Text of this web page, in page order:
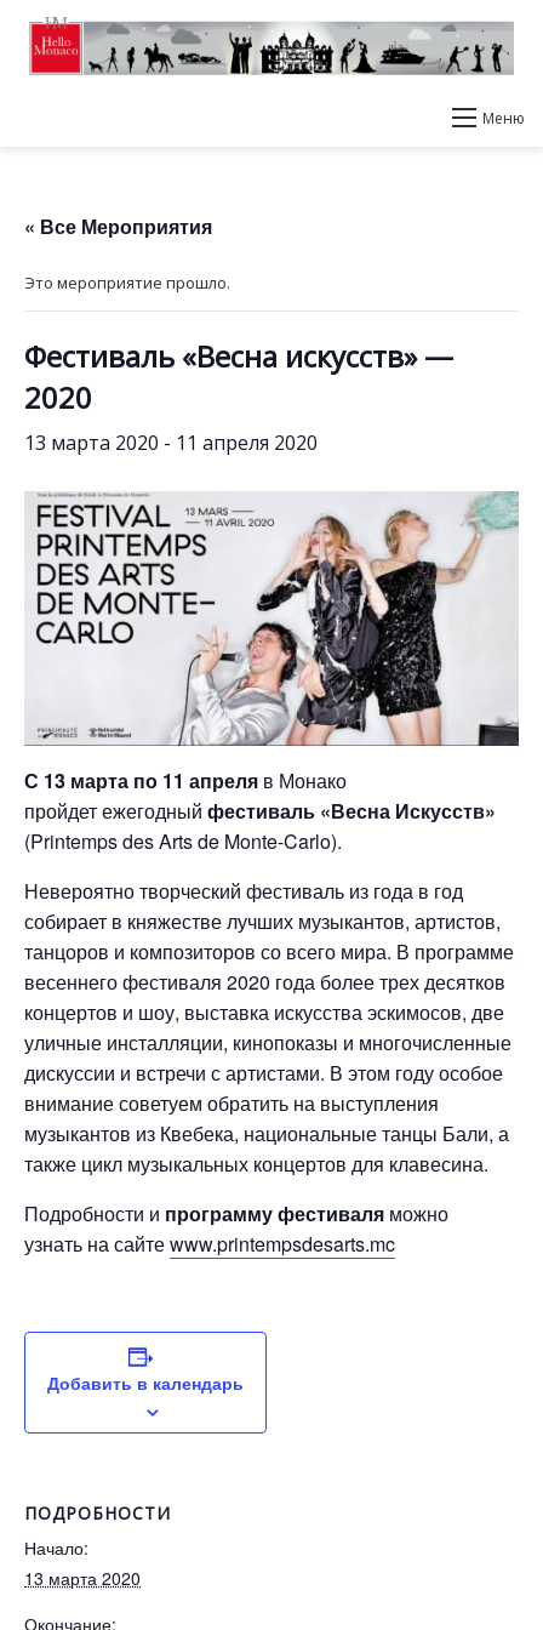
Меню
« Все Мероприятия
Это мероприятие прошло.
Фестиваль «Весна искусств» —
2020
13 марта 2020 - 11 апреля 2020
С 13 марта по 11 апреля в Монако
пройдет ежегодный фестиваль «Весна Искусств»
(Printemps des Arts de Monte-Carlo).
Невероятно творческий фестиваль из года в год
собирает в княжестве лучших музыкантов, артистов,
танцоров и композиторов со всего мира. В программе
весеннего фестиваля 2020 года более трех десятков
концертов и шоу, выставка искусства эскимосов, две
уличные инсталляции, кинопоказы и многочисленные
дискуссии и встречи с артистами. В этом году особое
внимание советуем обратить на выступления
музыкантов из Квебека, национальные танцы Бали, а
также цикл музыкальных концертов для клавесина.
Подробности и программу фестиваля можно
узнать на сайтеwww.printempsdesarts.mc
Добавить в календарь
ПОДРОБНОСТИ
Начало:
13 марта 2020
Окончание: